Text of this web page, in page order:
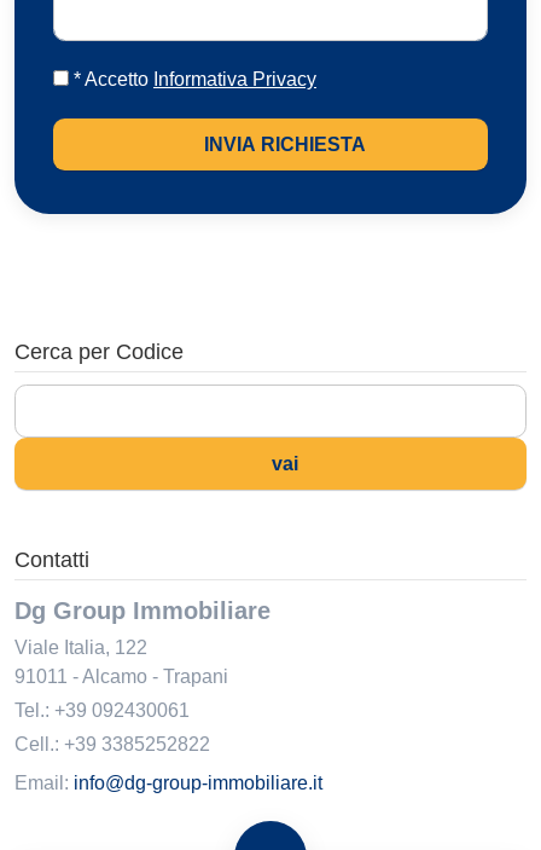
* Accetto Informativa Privacy
INVIA RICHIESTA
Cerca per Codice
vai
Contatti
Dg Group Immobiliare
Viale Italia, 122
91011 -Alcamo - Trapani
Tel.: +39 092430061
Cell.: +39 3385252822
Email: info@dg-group-immobiliare.it